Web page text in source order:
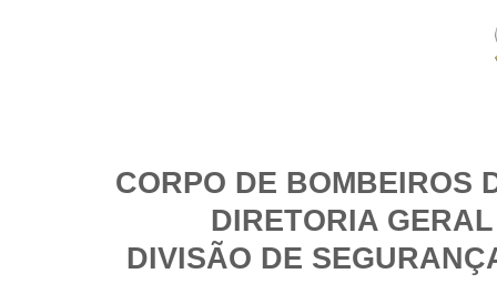
CORPO DE BOMBEIROS
DIRETORIA
DIVISÃO DE